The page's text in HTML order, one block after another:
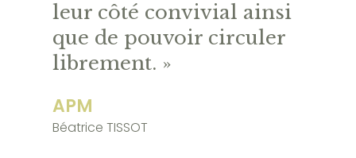
leur côté convivial ainsi
que de pouvoir circuler
librement. »
APM
Béatrice TISSOT